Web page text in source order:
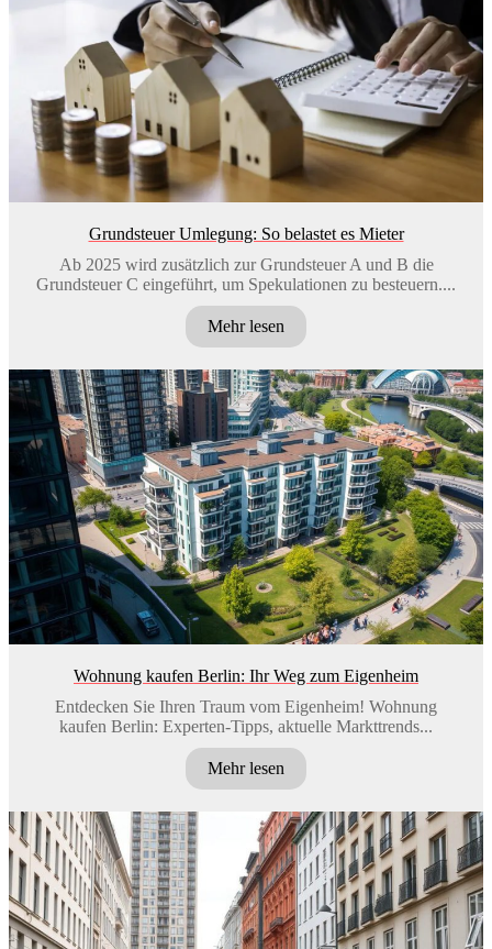
Grundsteuer Umlegung: So belastet es Mieter
Ab 2025 wird zusätzlich zur Grundsteuer A und B die
Grundsteuer C eingeführt, um Spekulationen zu besteuern....
Mehr lesen
Wohnung kaufen Berlin: Ihr Weg zum Eigenheim
Entdecken Sie Ihren Traum vom Eigenheim! Wohnung
kaufen Berlin: Experten-Tipps, aktuelle Markttrends...
Mehr lesen